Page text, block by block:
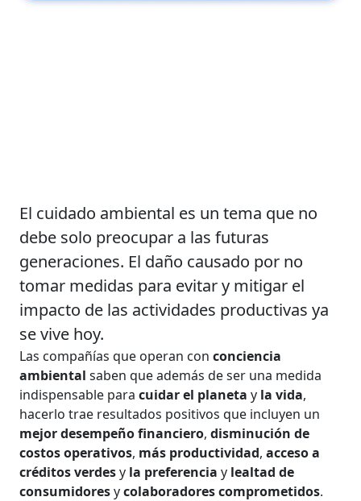
El cuidado ambiental es un tema que no
debe solo preocupar a las futuras
generaciones. El daño causado por no
tomar medidas para evitar y mitigar el
impacto de las actividades productivas ya
se vive hoy.
Las compañías que operan conconciencia
ambiental saben que además de ser una medida
indispensable paracuidar el planeta y la vida,
hacerlo trae resultados positivos que incluyen un
mejor desempeño financiero,disminución de
costos operativos, más productividad,acceso a
créditos verdesy la preferenciay lealtad de
consumidoresycolaboradores comprometidos.